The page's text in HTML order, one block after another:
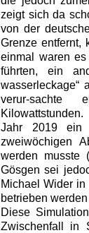
zeigt sich da
von der
Grenze entfernt,
einmal waren
führten, ein
wasserleckage“
verur-sachte
Jahr 2019 ein
zweiwöchigen
werden musste
Gösgen sei
Michael Wider
betrieben
Diese
Zwischenfall in